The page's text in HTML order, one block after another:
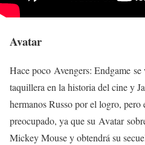
Avatar
Hace poco Avengers: Endgame
taquillera en la historia del cine y
hermanos Russo por el logro, pero
preocupado, ya que su Avatar
Mickey Mouse y obtendrá su